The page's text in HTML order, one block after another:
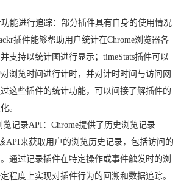
能进行追踪：部分插件具有自身的使用情况
插件能够帮助用户统计在Chrome浏览器各
支持以统计图进行显示；timeStats插件可以
浏览时间进行计时，并对计时时间与访问网
这些插件的统计功能，可以间接了解插件的
。
览记录API：Chrome提供了历史浏览记录
API来获取用户的浏览历史记录，包括访问的
通过记录插件在特定操作或事件触发时的浏
程度上实现对插件行为的回溯和数据追踪。